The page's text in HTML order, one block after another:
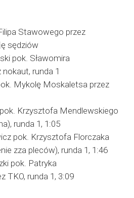
Stawowego przez
sędziów
pok. Sławomira
runda 1
Mykolę Moskaletsa przez
Krzysztofa Mendlewskiego
runda 1, 1:05
pok. Krzysztofa Florczaka
zza pleców), runda 1, 1:46
pok. Patryka
TKO, runda 1, 3:09